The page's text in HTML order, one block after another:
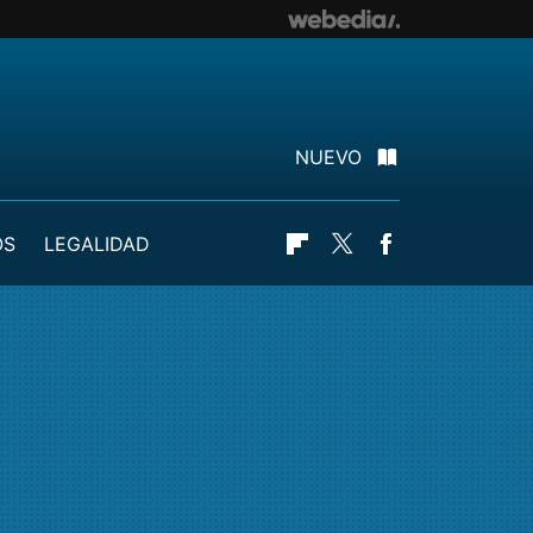
NUEVO
LEGALIDAD Flipboard
Twitter